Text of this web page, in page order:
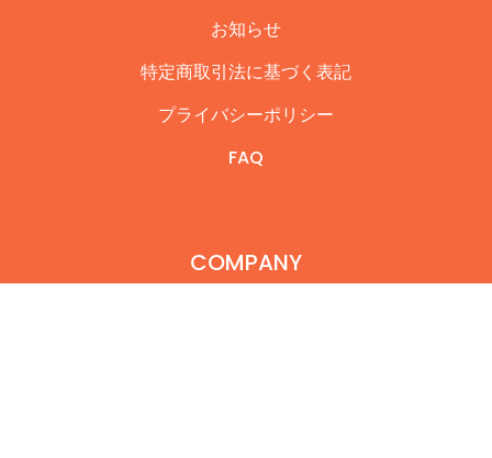
お知らせ
特定商取引法に基づく表記
プライバシーポリシー
FAQ
COMPANY